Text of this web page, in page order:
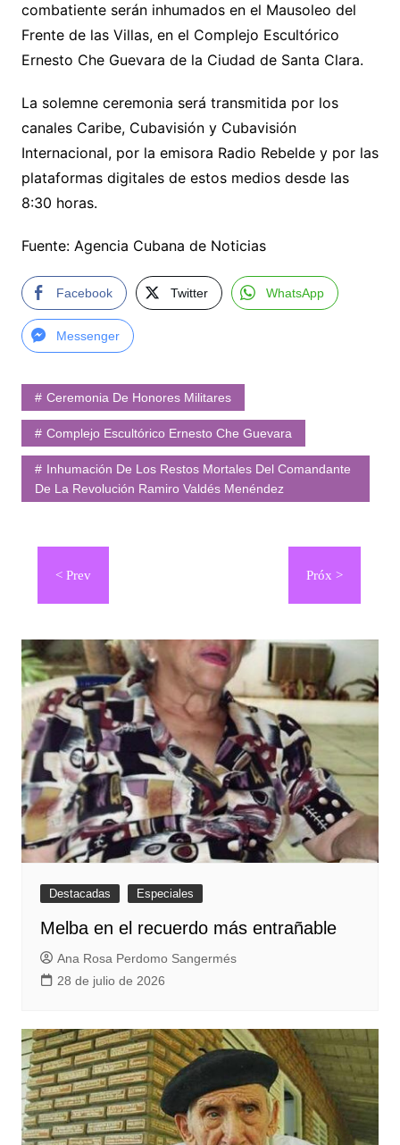
combatiente serán inhumados en el Mausoleo del
Frente de las Villas, en el Complejo Escultórico
Ernesto Che Guevara de la Ciudad de Santa Clara.
La solemne ceremonia será transmitida por los
canales Caribe, Cubavisión y Cubavisión
Internacional, por la emisora Radio Rebelde y por las
plataformas digitales de estos medios desde las
8:30 horas.
Fuente: Agencia Cubana de Noticias
Facebook Twitter WhatsApp
Messenger
Ceremonia De Honores Militares
Complejo Escultórico Ernesto Che Guevara
Inhumación De Los Restos Mortales Del Comandante
De La Revolución Ramiro Valdés Menéndez
Navegación
entradas
Destacadas Especiales
Melba en el recuerdo más entrañable
Ana Rosa Perdomo Sangermés
28 de julio de 2026